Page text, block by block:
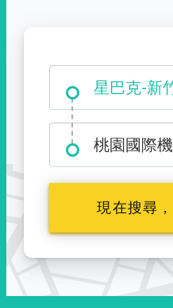
星巴克-新
大霸尖山
桃園國際
現在搜尋